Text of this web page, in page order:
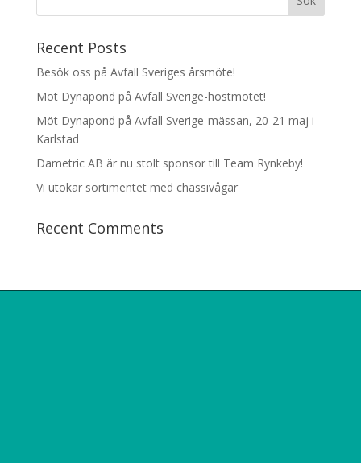
Recent Posts
Besök oss på Avfall Sveriges årsmöte!
Möt Dynapond på Avfall Sverige-höstmötet!
Möt Dynapond på Avfall Sverige-mässan, 20-21 maj i
Karlstad
Dametric AB är nu stolt sponsor till Team Rynkeby!
Vi utökar sortimentet med chassivågar
Recent Comments